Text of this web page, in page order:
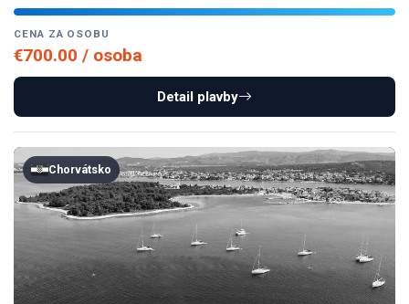
CENA ZA OSOBU
€700.00 / osoba
Detail plavby
Chorvátsko